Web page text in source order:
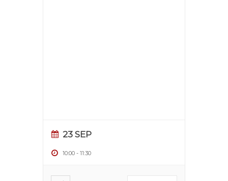
23 SEP
10:00 - 11:30